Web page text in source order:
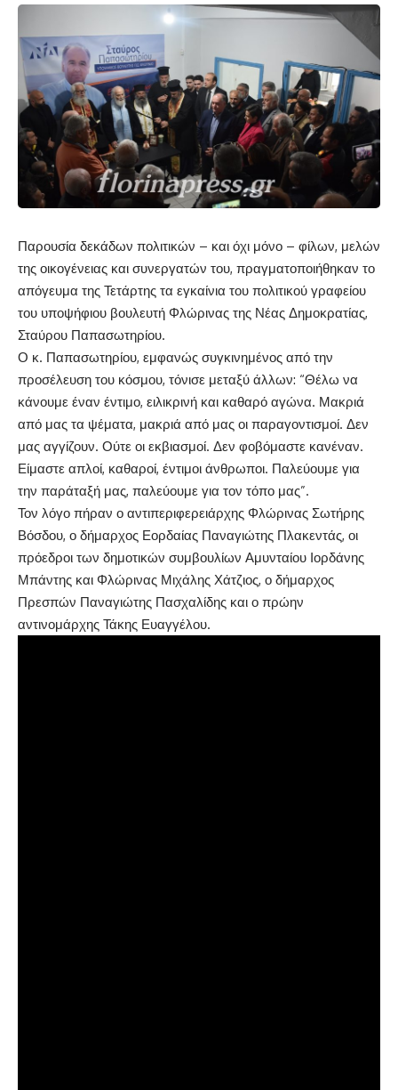
Παρουσία δεκάδων πολιτικών – και όχι μόνο – φίλων, μελών
της οικογένειας και συνεργατών του, πραγματοποιήθηκαν το
απόγευμα της Τετάρτης τα εγκαίνια του πολιτικού γραφείου
του υποψήφιου βουλευτή Φλώρινας της Νέας Δημοκρατίας,
Σταύρου Παπασωτηρίου.
Ο κ. Παπασωτηρίου, εμφανώς συγκινημένος από την
προσέλευση του κόσμου, τόνισε μεταξύ άλλων: “Θέλω να
κάνουμε έναν έντιμο, ειλικρινή και καθαρό αγώνα. Μακριά
από μας τα ψέματα, μακριά από μας οι παραγοντισμοί. Δεν
μας αγγίζουν. Ούτε οι εκβιασμοί. Δεν φοβόμαστε κανέναν.
Είμαστε απλοί, καθαροί, έντιμοι άνθρωποι. Παλεύουμε για
την παράταξή μας, παλεύουμε για τον τόπο μας”.
Τον λόγο πήραν ο αντιπεριφερειάρχης Φλώρινας Σωτήρης
Βόσδου, ο δήμαρχος Εορδαίας Παναγιώτης Πλακεντάς, οι
πρόεδροι των δημοτικών συμβουλίων Αμυνταίου Ιορδάνης
Μπάντης και Φλώρινας Μιχάλης Χάτζιος, ο δήμαρχος
Πρεσπών Παναγιώτης Πασχαλίδης και ο πρώην
αντινομάρχης Τάκης Ευαγγέλου.